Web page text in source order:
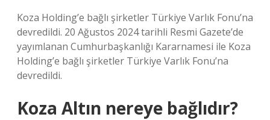
Koza Holding’e bağlı şirketler Türkiye Varlık Fonu’na
devredildi. 20 Ağustos 2024 tarihli Resmi Gazete’de
yayımlanan Cumhurbaşkanlığı Kararnamesi ile Koza
Holding’e bağlı şirketler Türkiye Varlık Fonu’na
devredildi.
Koza Altın nereye bağlıdır?